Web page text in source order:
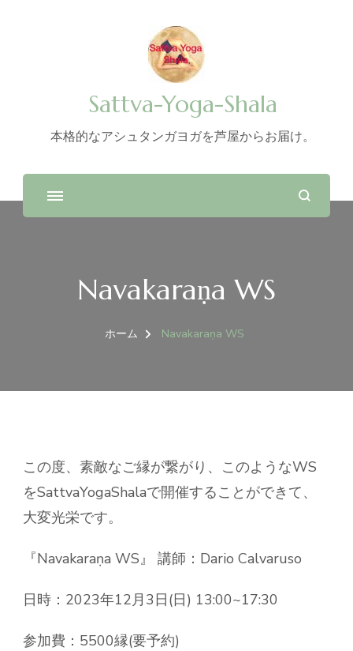
Sattva-Yoga-Shala
本格的なアシュタンガヨガを芦屋からお届け。
Navakaraṇa WS
ホーム Navakaraṇa WS
この度、素敵なご縁が繋がり、このようなWS
をSattvaYogaShalaで開催することができて、
大変光栄です。
『Navakaraṇa WS』 講師：Dario Calvaruso
日時：2023年12月3日(日) 13:00~17:30
参加費：5500縁(要予約)